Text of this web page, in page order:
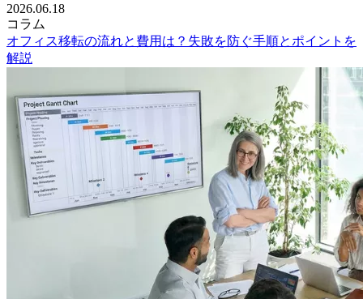
2026.06.18
コラム
オフィス移転の流れと費用は？失敗を防ぐ手順とポイントを
解説